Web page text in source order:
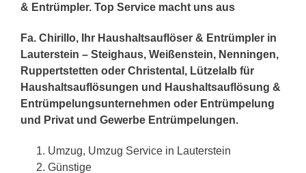
& Entrümpler. Top Service macht uns aus
Fa. Chirillo, Ihr Haushaltsauflöser & Entrümpler in
Lauterstein – Steighaus, Weißenstein, Nenningen,
Ruppertstetten oder Christental, Lützelalb für
Haushaltsauflösungen und Haushaltsauflösung &
Entrümpelungsunternehmen oder Entrümpelung
und Privat und Gewerbe Entrümpelungen.
Umzug, Umzug Service in Lauterstein
Günstige